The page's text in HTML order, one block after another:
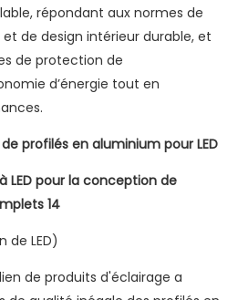
répondant aux normes de
de design intérieur durable, et
de protection de
d’énergie tout en
profilés en aluminium pour LED
de LED)
de produits d'éclairage a